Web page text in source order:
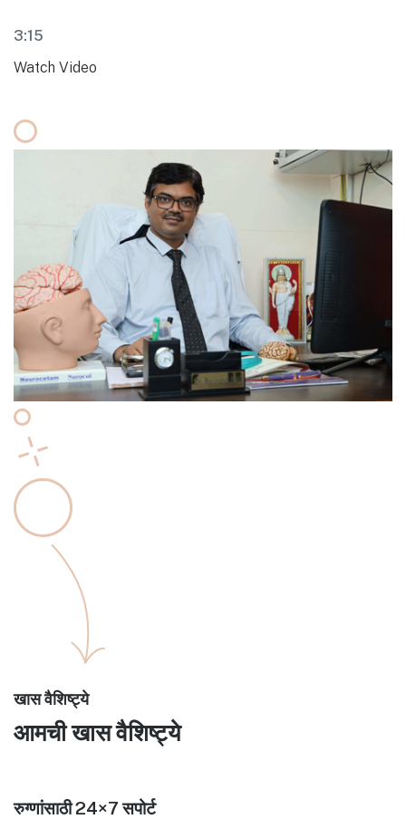
3:15
Watch Video
खास वैशिष्ट्ये
आमची खास वैशिष्ट्ये
रुग्णांसाठी 24×7 सपोर्ट